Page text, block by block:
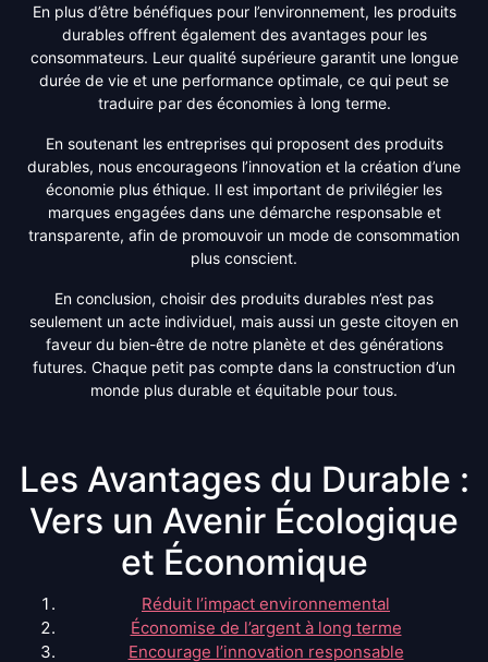
En plus d’être bénéfiques pour l’environnement, les produits
durables offrent également des avantages pour les
consommateurs. Leur qualité supérieure garantit une longue
durée de vie et une performance optimale, ce qui peut se
traduire par des économies à long terme.
En soutenant les entreprises qui proposent des produits
durables, nous encourageons l’innovation et la création d’une
économie plus éthique. Il est important de privilégier les
marques engagées dans une démarche responsable et
transparente, afin de promouvoir un mode de consommation
plus conscient.
En conclusion, choisir des produits durables n’est pas
seulement un acte individuel, mais aussi un geste citoyen en
faveur du bien-être de notre planète et des générations
futures. Chaque petit pas compte dans la construction d’un
monde plus durable et équitable pour tous.
Les Avantages du Durable :
Vers un Avenir Écologique
et Économique
Réduit l’impact environnemental
Économise de l’argent à long terme
Encourage l’innovation responsable